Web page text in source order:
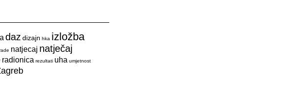
daz dizajn hka izložba
natjecaj natječaj
radionica rezultati uha umjetnost